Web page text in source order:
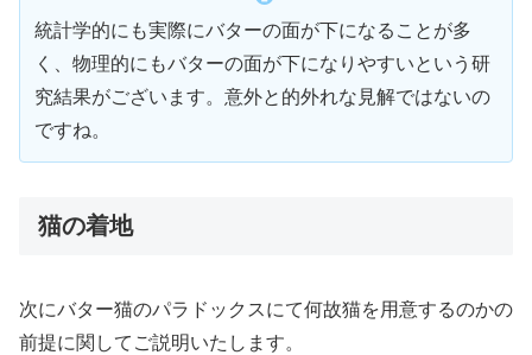
統計学的にも実際にバターの面が下になることが多
く、物理的にもバターの面が下になりやすいという研
究結果がございます。意外と的外れな見解ではないの
ですね。
猫の着地
次にバター猫のパラドックスにて何故猫を用意するのかの
前提に関してご説明いたします。